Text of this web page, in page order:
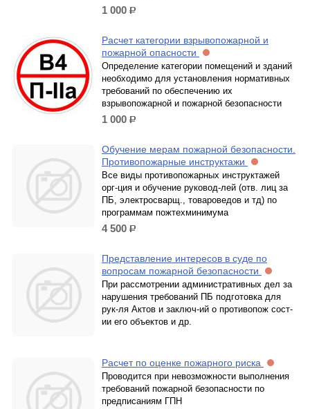
1 000 р.
Расчет категории взрывопожарной и
пожарной опасности
Определение категории помещений и зданий
необходимо для установления нормативных
требований по обеспечению их
взрывопожарной и пожарной безопасности
1 000 р.
Обучение мерам пожарной безопасности.
Противопожарные инструктажи
Все виды противопожарных инструктажей
орг-ция и обучение руковод-лей (отв. лиц за
ПБ, электросварщ., товароведов и тд) по
программам пожтехминимума
4 500 р.
Представление интересов в суде по
вопросам пожарной безопасности
При рассмотрении административных дел за
нарушения требований ПБ подготовка для
рук-ля Актов и заключ-ий о противопож сост-
ии его объектов и др.
Расчет по оценке пожарного риска
Проводится при невозможности выполнения
требований пожарной безопасности по
предписаниям ГПН